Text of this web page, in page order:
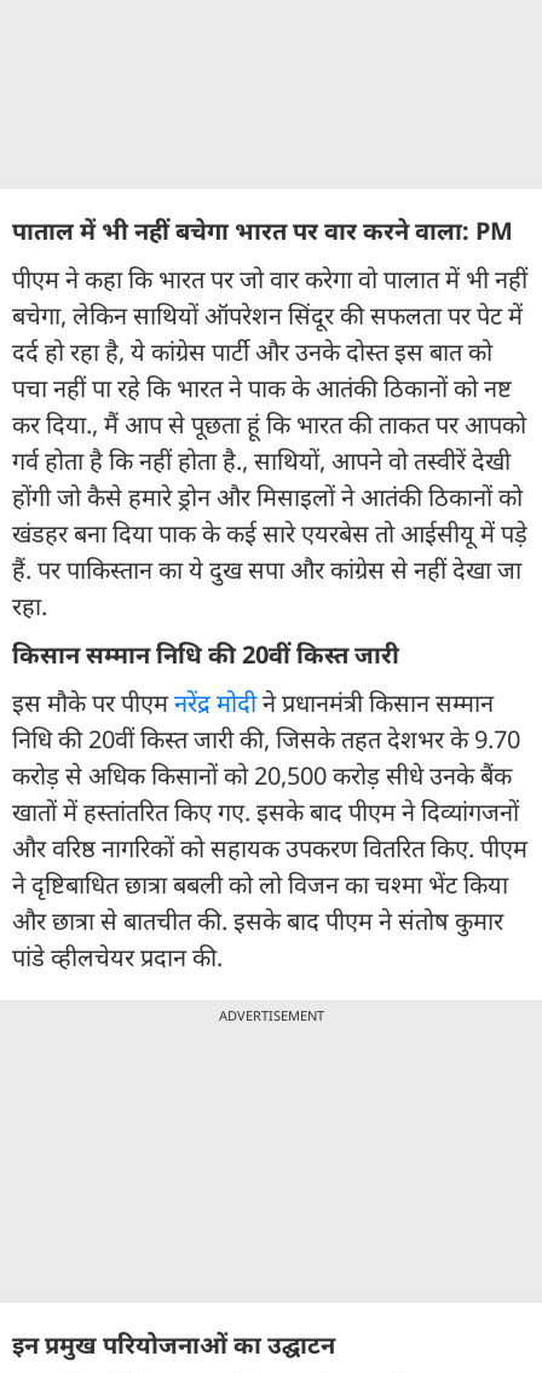
पाताल में भी नहीं बचेगा भारत पर वार करने वाला: PM
पीएम ने कहा कि भारत पर जो वार करेगा वो पालात में भी नहीं
बचेगा, लेकिन साथियों ऑपरेशन सिंदूर की सफलता पर पेट में
दर्द हो रहा है, ये कांग्रेस पार्टी और उनके दोस्त इस बात को
पचा नहीं पा रहे कि भारत ने पाक के आतंकी ठिकानों को नष्ट
कर दिया., मैं आप से पूछता हूं कि भारत की ताकत पर आपको
गर्व होता है कि नहीं होता है., साथियों, आपने वो तस्वीरें देखी
होंगी जो कैसे हमारे ड्रोन और मिसाइलों ने आतंकी ठिकानों को
खंडहर बना दिया पाक के कई सारे एयरबेस तो आईसीयू में पड़े
हैं. पर पाकिस्तान का ये दुख सपा और कांग्रेस से नहीं देखा जा
रहा.
किसान सम्मान निधि की 20वीं किस्त जारी
इस मौके पर पीएमनरेंद्र मोदीने प्रधानमंत्री किसान सम्मान
निधि की 20वीं किस्त जारी की, जिसके तहत देशभर के 9.70
करोड़ से अधिक किसानों को 20,500 करोड़ सीधे उनके बैंक
खातों में हस्तांतरित किए गए. इसके बाद पीएम ने दिव्यांगजनों
और वरिष्ठ नागरिकों को सहायक उपकरण वितरित किए. पीएम
ने दृष्टिबाधित छात्रा बबली को लो विजन का चश्मा भेंट किया
और छात्रा से बातचीत की. इसके बाद पीएम ने संतोष कुमार
पांडे व्हीलचेयर प्रदान की.
ADVERTISEMENT
इन प्रमुख परियोजनाओं का उद्घाटन